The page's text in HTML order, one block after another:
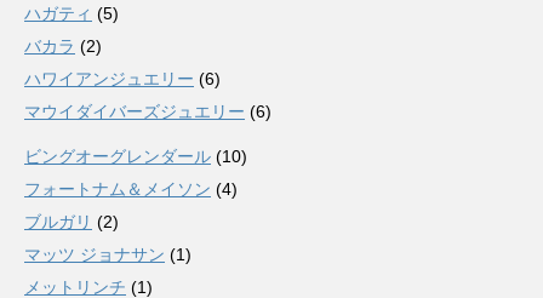
ハガティ (5)
バカラ (2)
ハワイアンジュエリー (6)
マウイダイバーズジュエリー (6)
ビングオーグレンダール (10)
フォートナム＆メイソン (4)
ブルガリ (2)
マッツ ジョナサン (1)
メットリンチ (1)